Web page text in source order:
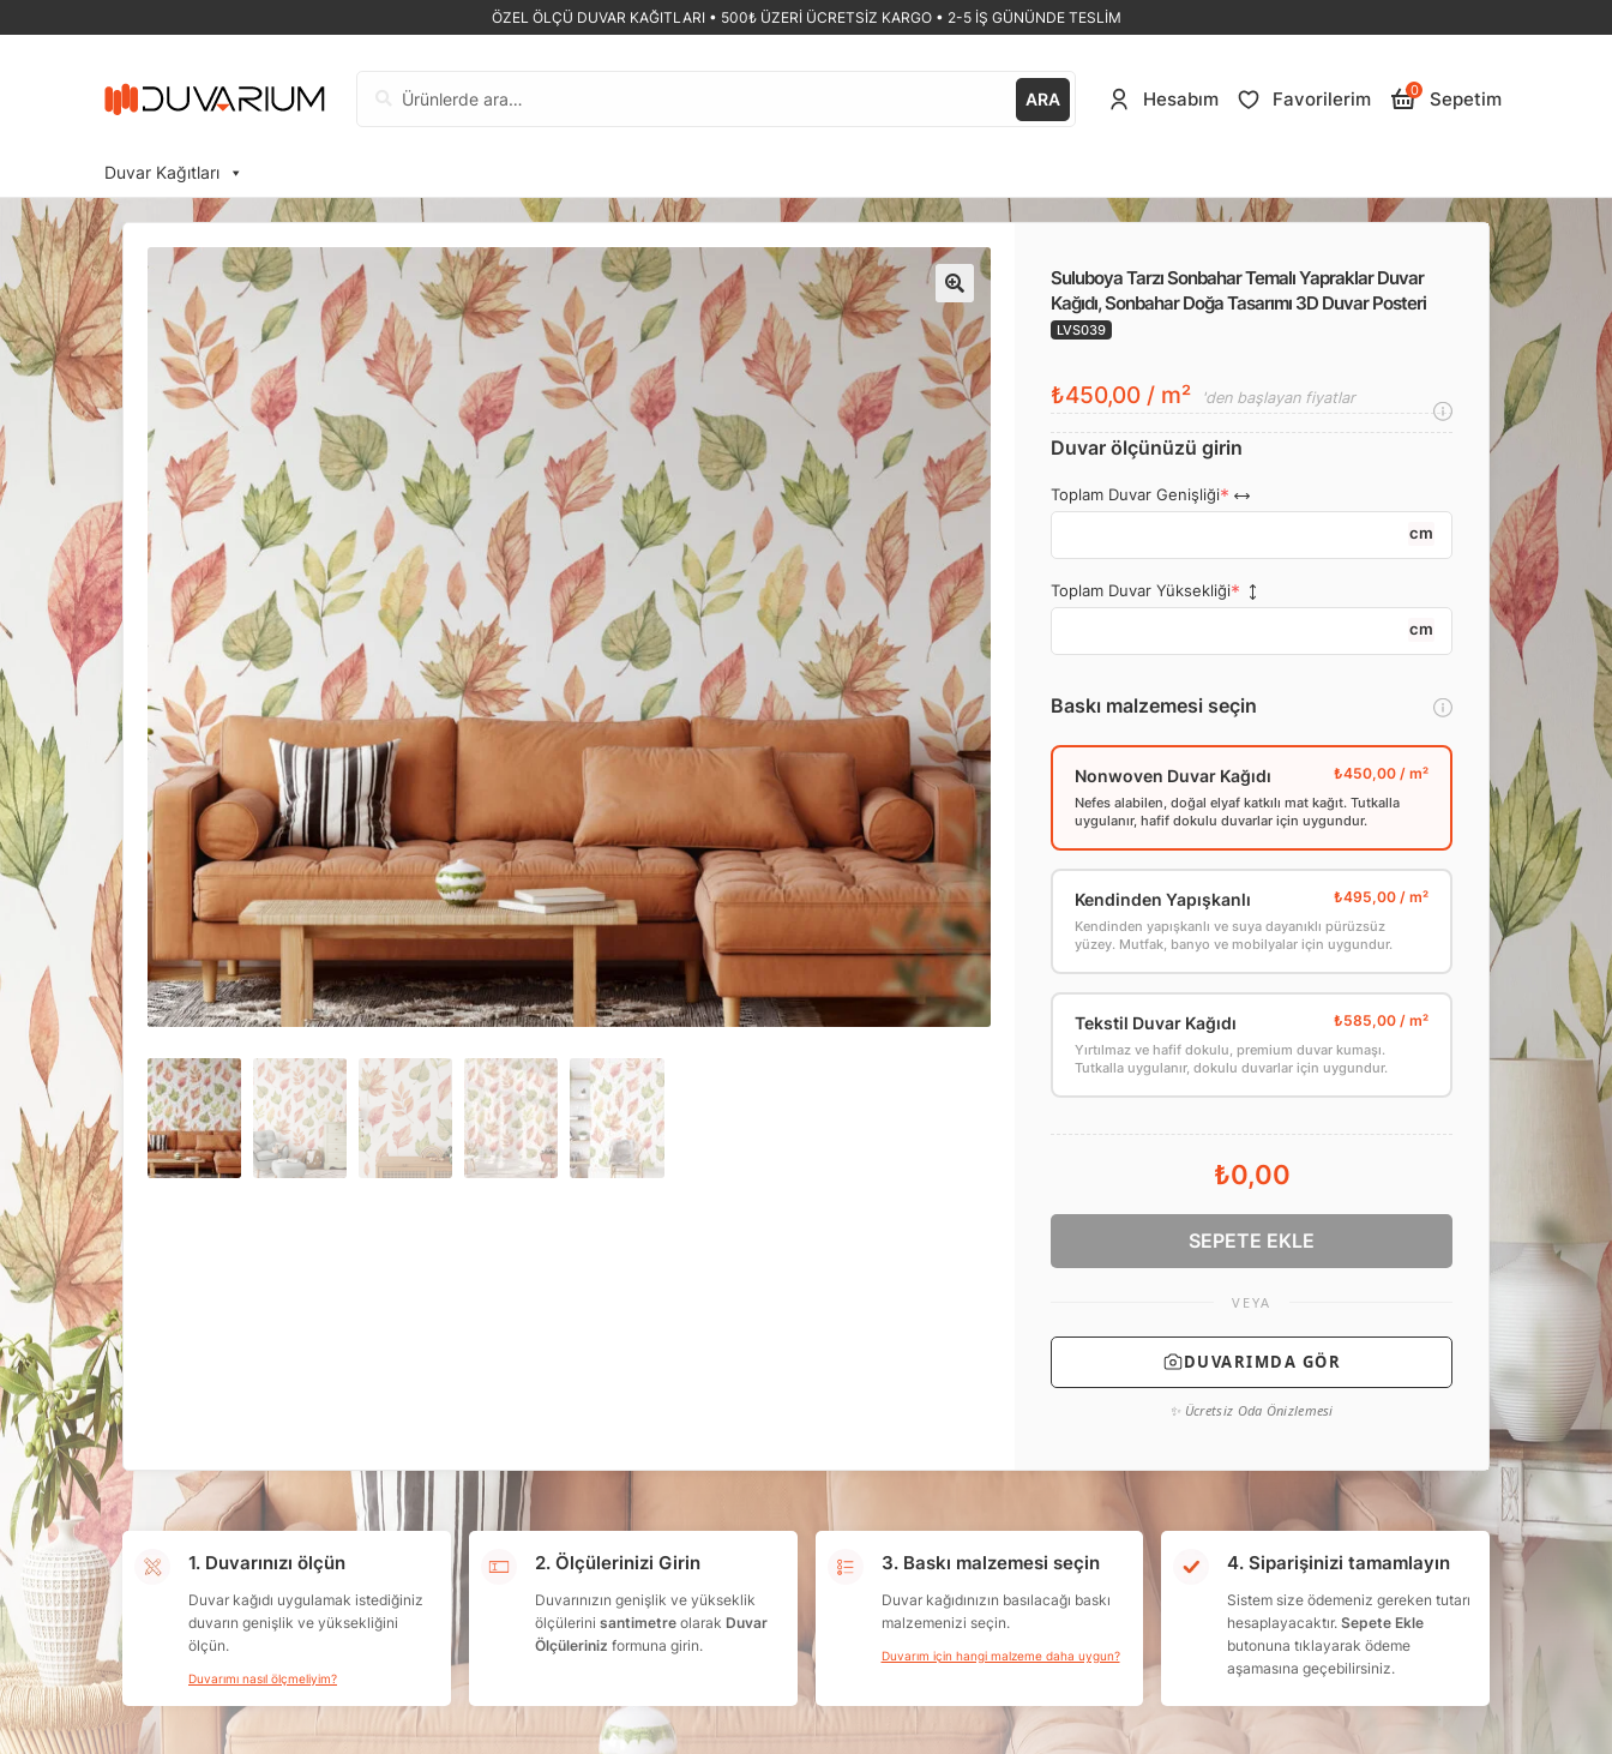
ÖZEL ÖLÇÜ DUVAR KAĞITLARI • 500₺ ÜZERİ ÜCRETSİZ KARGO • 2-5 İŞ GÜNÜNDE TESLİM
ARA Hesabım Favorilerim 0 Sepetim
Duvar Kağıtları
🔍
Suluboya Tarzı Sonbahar Temalı Yapraklar Duvar
Kağıdı, Sonbahar Doğa Tasarımı 3D Duvar Posteri
LVS039
₺450,00 / m² 'den başlayan fiyatlar
Duvar ölçünüzü girin
Toplam Duvar Genişliği
cm
Toplam Duvar Yüksekliği
cm
Baskı malzemesi seçin
Nonwoven Duvar Kağıdı
Nefes alabilen, doğal elyaf katkılı mat kağıt. Tutkalla
uygulanır, hafif dokulu duvarlar için uygundur.
Kendinden Yapışkanlı
Kendinden yapışkanlı ve suya dayanıklı pürüzsüz
yüzey. Mutfak, banyo ve mobilyalar için uygundur.
Tekstil Duvar Kağıdı
Yırtılmaz ve hafif dokulu, premium duvar kumaşı.
Tutkalla uygulanır, dokulu duvarlar için uygundur.
₺0,00
SEPETE EKLE
VEYA
DUVARIMDA GÖR
✨ Ücretsiz Oda Önizlemesi
1. Duvarınızı ölçün
Duvar kağıdı uygulamak istediğiniz
duvarın genişlik ve yüksekliğini
ölçün.
Duvarımı nasıl ölçmeliyim?
2. Ölçülerinizi Girin
Duvarınızın genişlik ve yükseklik
ölçülerini santimetreolarak Duvar
Ölçüleriniz formuna girin.
3. Baskı malzemesi seçin
Duvar kağıdınızın basılacağı baskı
malzemenizi seçin.
Duvarım için hangi malzeme daha uygun?
4. Siparişinizi tamamlayın
Sistem size ödemeniz gereken tutarı
hesaplayacaktır.Sepete Ekle
butonuna tıklayarak ödeme
aşamasına geçebilirsiniz.